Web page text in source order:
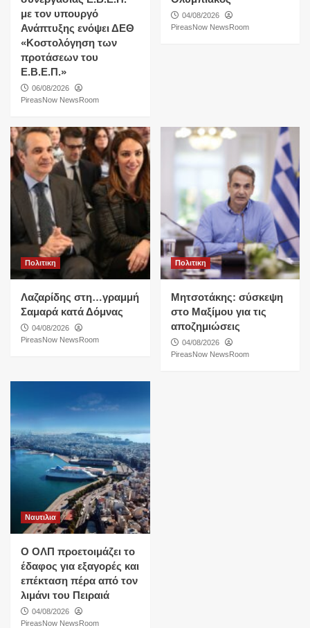
με τον υπουργό
Ανάπτυξης ενόψει ΔΕΘ
«Κοστολόγηση των
προτάσεων του
Ε.Β.Ε.Π.»
06/08/2026
PireasNow NewsRoom
04/08/2026
PireasNow NewsRoom
Πολιτικη
Λαζαρίδης στη…γραμμή
Σαμαρά κατά Δόμνας
04/08/2026
PireasNow NewsRoom
Πολιτικη
Μητσοτάκης: σύσκεψη
στο Μαξίμου για τις
αποζημιώσεις
04/08/2026
PireasNow NewsRoom
Ναυτιλια
O ΟΛΠ προετοιμάζει το
έδαφος για εξαγορές και
επέκταση πέρα από τον
λιμάνι του Πειραιά
04/08/2026
PireasNow NewsRoom